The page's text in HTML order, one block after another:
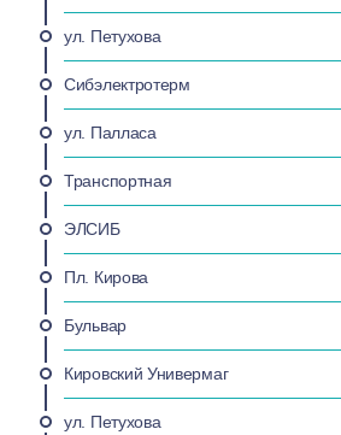
ул. Петухова
Сибэлектротерм
ул. Палласа
Транспортная
ЭЛСИБ
Пл. Кирова
Бульвар
Кировский Универмаг
ул. Петухова